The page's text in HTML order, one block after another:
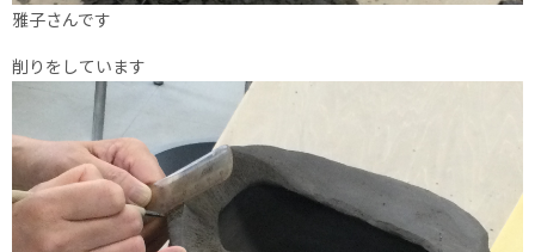
雅子さんです
削りをしています